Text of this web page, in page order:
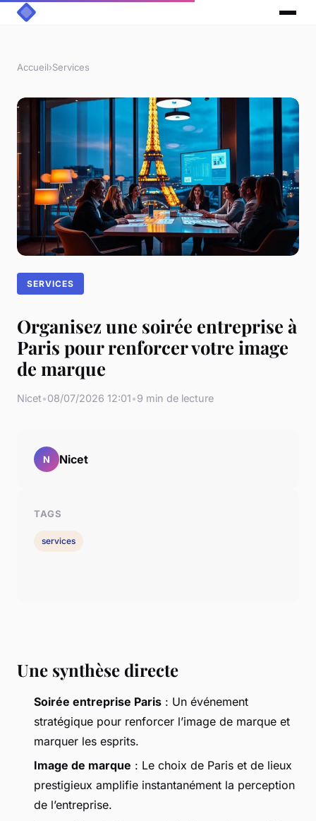
Accueil›Services
SERVICES
Organisez une soirée entreprise à
Paris pour renforcer votre image
de marque
Nicet•08/07/2026 12:01•9 min de lecture
Une synthèse directe
Soirée entreprise Paris : Un événement
stratégique pour renforcer l’image de marque et
marquer les esprits.
Image de marque : Le choix de Paris et de lieux
prestigieux amplifie instantanément la perception
de l’entreprise.
N Nicet
TAGS
services